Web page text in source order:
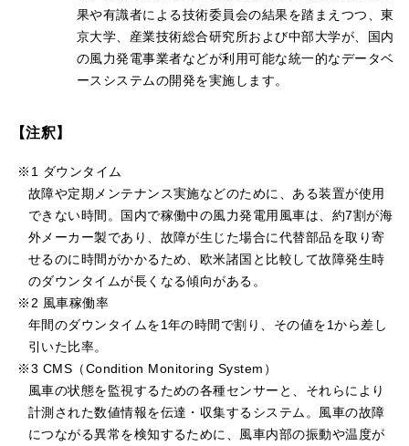
果や有識者による技術委員会の結果を踏まえつつ、東
京大学、産業技術総合研究所および中部大学が、国内
の風力発電事業者などが利用可能な統一的なデータベ
ースシステムの開発を実施します。
【注釈】
※1 ダウンタイム
故障や定期メンテナンス実施などのために、ある装置が使用
できない時間。国内で稼働中の風力発電用風車は、約7割が海
外メーカー製であり、故障が生じた場合に代替部品を取り寄
せるのに時間がかかるため、欧米諸国と比較して故障発生時
のダウンタイムが長くなる傾向がある。
※2 風車稼働率
年間のダウンタイムを1年の時間で割り、その値を1から差し
引いた比率。
※3 CMS（Condition Monitoring System）
風車の状態を監視するための各種センサーと、それらにより
計測された数値情報を伝達・収集するシステム。風車の故障
につながる異常を検知するために、風車内部の振動や温度が